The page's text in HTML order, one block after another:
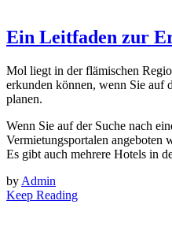
Ein Leitfaden zur
Mol liegt in der flämischen
erkunden können, wenn Sie auf
planen.
Wenn Sie auf der Suche nach
Vermietungsportalen angeboten
Es gibt auch mehrere Hotels in
by Admin
Keep Reading